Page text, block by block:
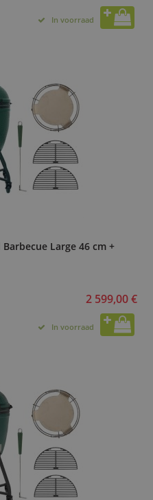
In voorraad
Large 46 cm +
2 599,00 €
In voorraad